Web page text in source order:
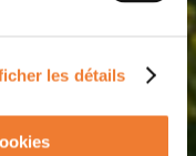
les détails